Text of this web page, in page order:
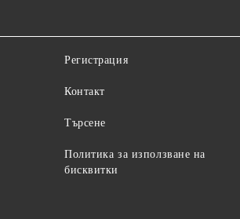
Регистрация
Контакт
Търсене
Политика за използване на
бисквитки